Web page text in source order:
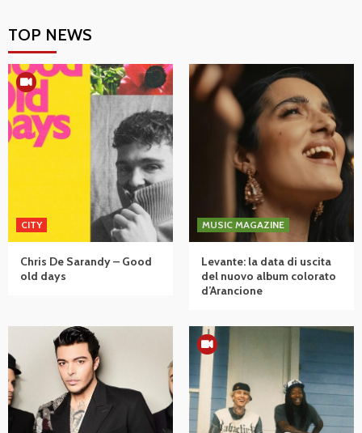
TOP NEWS
CITY
Chris De Sarandy – Good
old days
MUSIC MAGAZINE
Levante: la data di uscita
del nuovo album colorato
d’Arancione